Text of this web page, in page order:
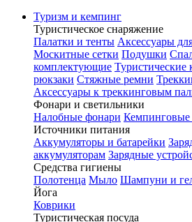
Туризм и кемпинг
Туристическое снаряжение
Палатки и тенты Аксессуары
Москитные сетки Подушки
комплектующие Туристические
рюкзаки Стяжные ремни
Аксессуары к треккинговым
Фонари и светильники
Налобные фонари Кемпинговые
Источники питания
Аккумуляторы и батарейки
аккумуляторам Зарядные
Средства гигиены
Полотенца Мыло Шампуни и
Йога
Коврики
Туристическая посуда